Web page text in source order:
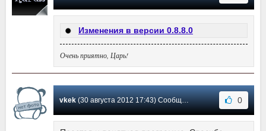
Изменения в версии 0.8.8.0
Очень приятно, Царь!
vkek(30 августа 2012 17:43) Сообщение #23 0